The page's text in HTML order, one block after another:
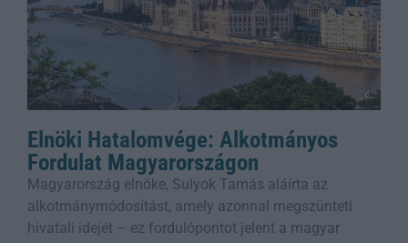
Elnöki Hatalomvége: Alkotmányos
Fordulat Magyarországon
Magyarország elnöke, Sulyok Tamás aláírta az
alkotmánymódosítást, amely azonnal megszünteti
hivatali idejét – ez fordulópontot jelent a magyar